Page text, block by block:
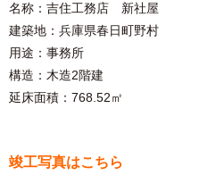
名称：吉住工務店 新社屋
建築地：兵庫県春日町野村
用途：事務所
構造：木造2階建
延床面積：768.52㎡
竣工写真はこちら